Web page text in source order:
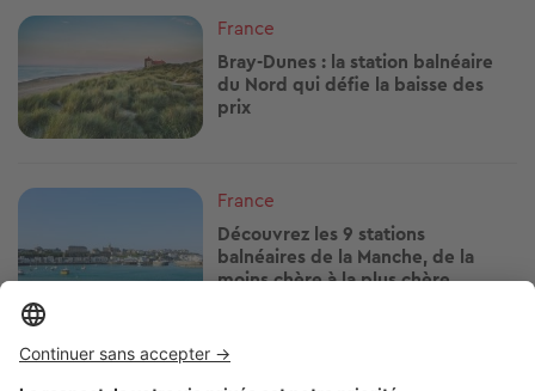
Image
France
Bray-Dunes : la station balnéaire
du Nord qui défie la baisse des
prix
Image
France
Découvrez les 9 stations
balnéaires de la Manche, de la
moins chère à la plus chère
Image